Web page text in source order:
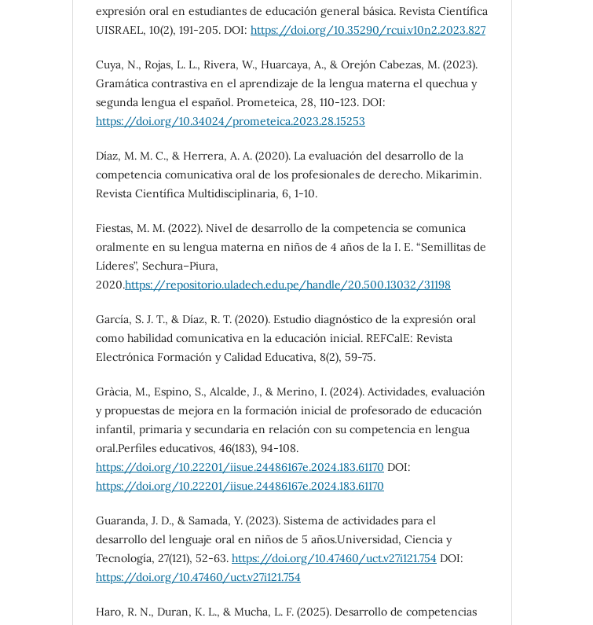
expresión oral en estudiantes de educación general básica. Revista Científica
UISRAEL, 10(2), 191-205. DOI: https://doi.org/10.35290/rcui.v10n2.2023.827
Cuya, N., Rojas, L. L., Rivera, W., Huarcaya, A., & Orejón Cabezas, M. (2023).
Gramática contrastiva en el aprendizaje de la lengua materna el quechua y
segunda lengua el español. Prometeica, 28, 110-123. DOI:
https://doi.org/10.34024/prometeica.2023.28.15253
Díaz, M. M. C., & Herrera, A. A. (2020). La evaluación del desarrollo de la
competencia comunicativa oral de los profesionales de derecho. Mikarimin.
Revista Científica Multidisciplinaria, 6, 1-10.
Fiestas, M. M. (2022). Nivel de desarrollo de la competencia se comunica
oralmente en su lengua materna en niños de 4 años de la I. E. “Semillitas de
Líderes”, Sechura–Piura,
2020.https://repositorio.uladech.edu.pe/handle/20.500.13032/31198
García, S. J. T., & Díaz, R. T. (2020). Estudio diagnóstico de la expresión oral
como habilidad comunicativa en la educación inicial. REFCalE: Revista
Electrónica Formación y Calidad Educativa, 8(2), 59-75.
Gràcia, M., Espino, S., Alcalde, J., & Merino, I. (2024). Actividades, evaluación
y propuestas de mejora en la formación inicial de profesorado de educación
infantil, primaria y secundaria en relación con su competencia en lengua
oral.Perfiles educativos, 46(183), 94-108.
https://doi.org/10.22201/iisue.24486167e.2024.183.61170 DOI:
https://doi.org/10.22201/iisue.24486167e.2024.183.61170
Guaranda, J. D., & Samada, Y. (2023). Sistema de actividades para el
desarrollo del lenguaje oral en niños de 5 años.Universidad, Ciencia y
Tecnología, 27(121), 52-63. https://doi.org/10.47460/uct.v27i121.754 DOI:
https://doi.org/10.47460/uct.v27i121.754
Haro, R. N., Duran, K. L., & Mucha, L. F. (2025). Desarrollo de competencias